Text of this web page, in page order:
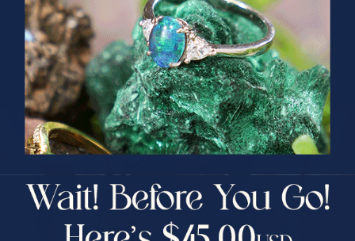
auf N7-Grund steigern.
PRIZES OF UNSPEAKABLE VALUE!
SPIN TO WIN
$75.00 CASH
25% Off
30% Off
40% Off